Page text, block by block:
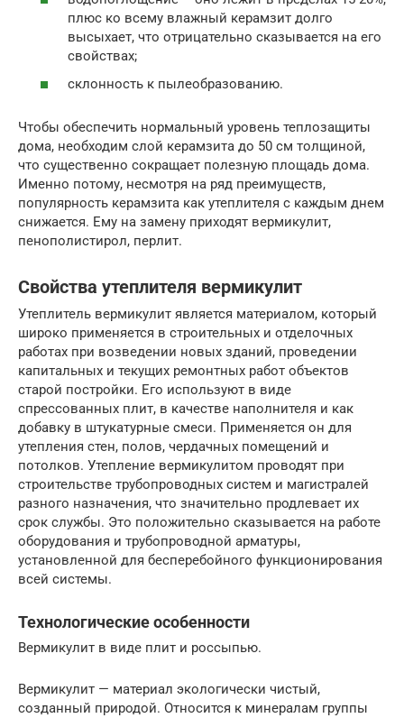
плюс ко всему влажный керамзит долго
высыхает, что отрицательно сказывается на его
свойствах;
склонность к пылеобразованию.
Чтобы обеспечить нормальный уровень теплозащиты
дома, необходим слой керамзита до 50 см толщиной,
что существенно сокращает полезную площадь дома.
Именно потому, несмотря на ряд преимуществ,
популярность керамзита как утеплителя с каждым днем
снижается. Ему на замену приходят вермикулит,
пенополистирол, перлит.
Свойства утеплителя вермикулит
Утеплитель вермикулит является материалом, который
широко применяется в строительных и отделочных
работах при возведении новых зданий, проведении
капитальных и текущих ремонтных работ объектов
старой постройки. Его используют в виде
спрессованных плит, в качестве наполнителя и как
добавку в штукатурные смеси. Применяется он для
утепления стен, полов, чердачных помещений и
потолков. Утепление вермикулитом проводят при
строительстве трубопроводных систем и магистралей
разного назначения, что значительно продлевает их
срок службы. Это положительно сказывается на работе
оборудования и трубопроводной арматуры,
установленной для бесперебойного функционирования
всей системы.
Технологические особенности
Вермикулит в виде плит и россыпью.
Вермикулит — материал экологически чистый,
созданный природой. Относится к минералам группы